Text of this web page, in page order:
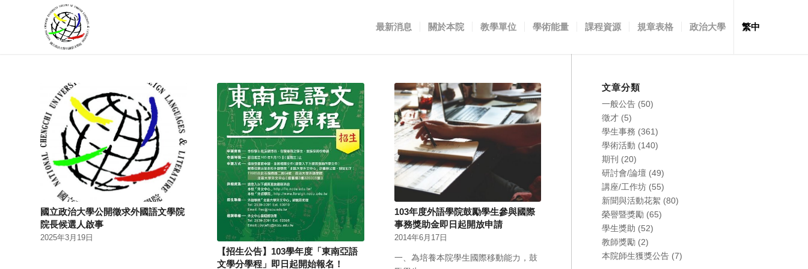
最新消息 關於本院 教學單位 學術能量 課程資源 規章表格 政治大學 繁中
國立政治大學公開徵求外國語文學院
院長候選人啟事
2025年3月19日
【招生公告】103學年度「東南亞語
文學分學程」即日起開始報名！
103年度外語學院鼓勵學生參與國際
事務獎助金即日起開放申請
2014年6月17日
一、為培養本院學生國際移動能力，鼓
文章分類
一般公告 (50)
徵才 (5)
學生事務 (361)
學術活動 (140)
期刊 (20)
研討會/論壇 (49)
講座/工作坊 (55)
新聞與活動花絮 (80)
榮譽暨獎勵 (65)
學生獎助 (52)
教師獎勵 (2)
本院師生獲獎公告 (7)